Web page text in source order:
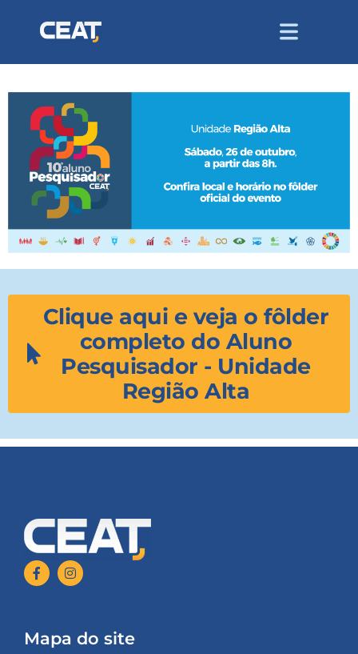
Clique aqui e veja o fôlder
completo do Aluno
Pesquisador - Unidade
Região Alta
Mapa do site